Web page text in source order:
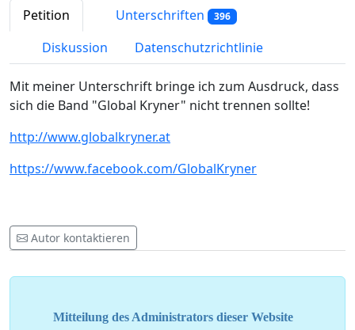
Petition Unterschriften 396
Diskussion Datenschutzrichtlinie
Mit meiner Unterschrift bringe ich zum Ausdruck, dass
sich die Band "Global Kryner" nicht trennen sollte!
http://www.globalkryner.at
https://www.facebook.com/GlobalKryner
Autor kontaktieren
Mitteilung des Administrators dieser Website